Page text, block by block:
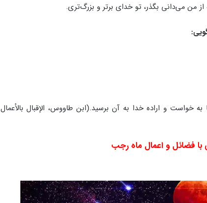
از من می‌دانی بگذر، تو خدای برتر و بزرگ‌تری.
و اراده خدا به آن برسید.(ابن طاووس، الإقبال بالأعمال
با فضائل و اعمال ماه رجب